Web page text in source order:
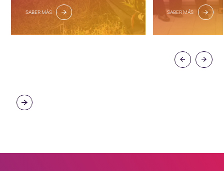
SABER MÁS SABER MÁS
‹ ›